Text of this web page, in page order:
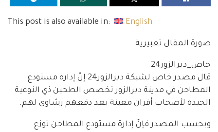
This post is also available in: English
صورة المقال تعبيرية
خاص_ديرالزور24
قال مصدر خاص لشبكة ديرالزور24 إنّ إدارة مستودع
المطاحن في مدينة ديرالزور تخصص الطحين ذي النوعية
الجيدة لأصحاب أفران معينة بعد دفعهم رشاوى لهم.
وبحسب المصدر فإنّ إدارة مستودع المطاحن توزع